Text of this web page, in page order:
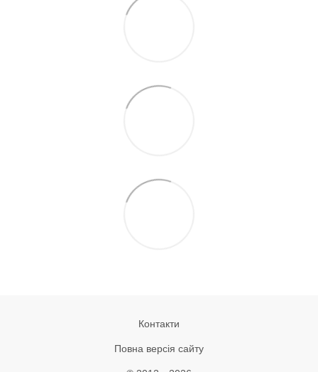
Контакти
Повна версія сайту